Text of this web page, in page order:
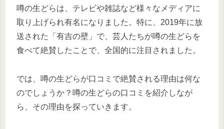
噂の生どらは、テレビや雑誌など様々なメディアに
取り上げられ有名になりました。特に、2019年に放
送された「有吉の壁」で、芸人たちが噂の生どらを
食べて絶賛したことで、全国的に注目されました。
では、噂の生どらが口コミで絶賛される理由は何な
のでしょうか？噂の生どらの口コミを紹介しなが
ら、その理由を探っていきます。